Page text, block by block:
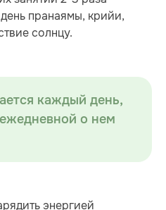
пранаямы, крийи,
солнцу.
каждый день,
о нем
энергией